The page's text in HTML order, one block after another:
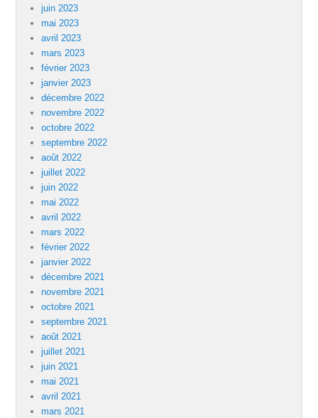
juin 2023
mai 2023
avril 2023
mars 2023
février 2023
janvier 2023
décembre 2022
novembre 2022
octobre 2022
septembre 2022
août 2022
juillet 2022
juin 2022
mai 2022
avril 2022
mars 2022
février 2022
janvier 2022
décembre 2021
novembre 2021
octobre 2021
septembre 2021
août 2021
juillet 2021
juin 2021
mai 2021
avril 2021
mars 2021